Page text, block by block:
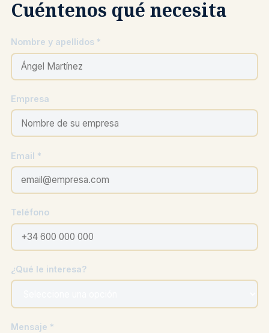
Cuéntenos qué necesita
Nombre y apellidos *
Empresa
Email *
Teléfono
¿Qué le interesa?
Mensaje *